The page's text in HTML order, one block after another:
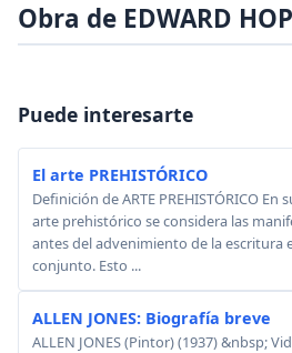
Obra de EDWARD
Puede interesarte
El arte PREHISTÓRICO
Definición de ARTE PREHISTÓRICO
arte prehistórico se considera las
antes del advenimiento de la escritura
conjunto. Esto ...
ALLEN JONES: Biografía breve
ALLEN JONES (Pintor) (1937) &nbsp;